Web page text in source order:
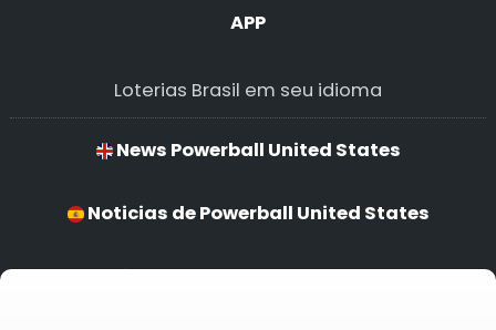
APP
Loterias Brasil em seu idioma
News Powerball United States
Noticias de Powerball United States
Notícias de Powerball United States